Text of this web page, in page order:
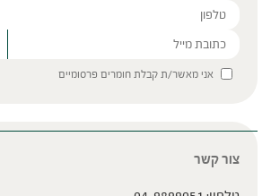
Please leave this field empty.
אני מאשר/ת קבלת חומרים פרסומיים
צור קשר